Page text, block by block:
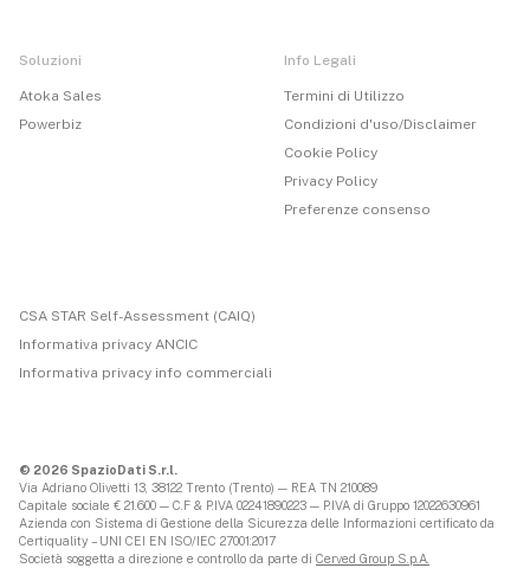
Soluzioni
Atoka Sales
Powerbiz
Info Legali
Termini di Utilizzo
Condizioni d'uso/Disclaimer
Cookie Policy
Privacy Policy
Preferenze consenso
CSA STAR Self-Assessment (CAIQ)
Informativa privacy ANCIC
Informativa privacy info commerciali
© 2026 SpazioDati S.r.l.
Via Adriano Olivetti 13, 38122 Trento (Trento) — REA TN 210089
Capitale sociale € 21.600 — C.F & P.IVA 02241890223 — P.IVA di Gruppo 12022630961
Azienda con Sistema di Gestione della Sicurezza delle Informazioni certificato da
Certiquality – UNI CEI EN ISO/IEC 27001:2017
Società soggetta a direzione e controllo da parte di Cerved Group S.p.A.